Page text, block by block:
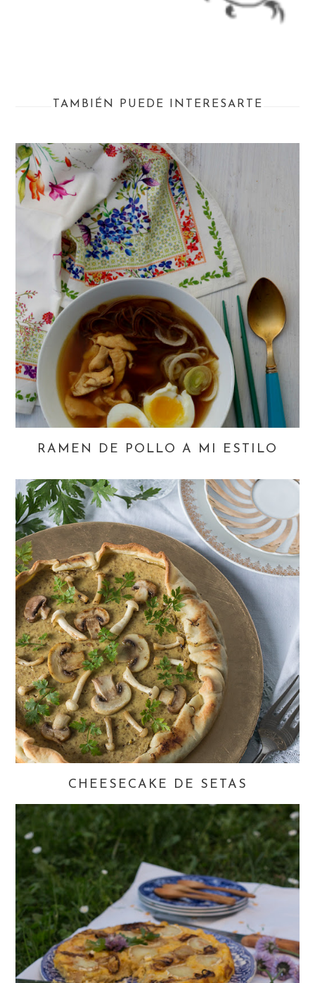
TAMBIÉN PUEDE INTERESARTE
RAMEN DE POLLO A MI ESTILO
CHEESECAKE DE SETAS